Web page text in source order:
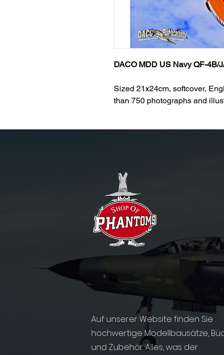
DACO MDD US Navy QF-4B/
Sized 21x24cm, softcover,
than 750 photographs and
Auf unserer Website finden Sie
hochwertige Modellbausätze,
und Zubehör. Alles, was der